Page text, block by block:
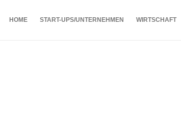
HOME START-UPS/UNTERNEHMEN WIRTSCHAFT